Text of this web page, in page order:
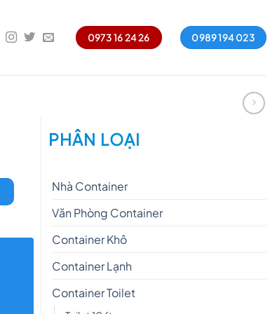
0973 16 24 26 0989 194 023
PHÂN LOẠI
Nhà Container
Văn Phòng Container
Container Khô
Container Lạnh
Container Toilet